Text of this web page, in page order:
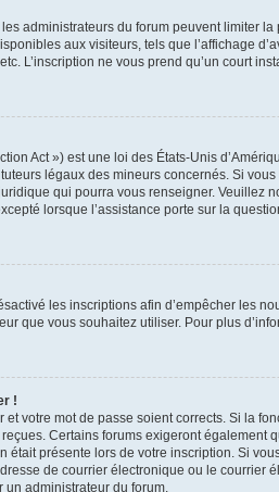
administrateurs du forum peuvent
aux visiteurs, tels que l’affichage
L’inscription ne vous prend qu’un court
Act ») est une loi des États-Unis
légaux des mineurs concernés. Si
qui pourra vous renseigner. Veuillez
lorsque l’assistance porte sur la
les inscriptions afin d’empêcher les
que vous souhaitez utiliser. Pour plus
!
votre mot de passe soient corrects. Si la
Certains forums exigeront
était présente lors de votre inscription. Si
de courrier électronique ou le courrier
administrateur du forum.